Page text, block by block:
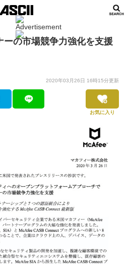
ーの市場競争力強化を支援
2020年03月26日 16時15分更新
お気に入り